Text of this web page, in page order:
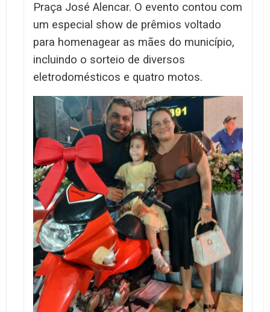
Praça José Alencar. O evento contou com
um especial show de prêmios voltado
para homenagear as mães do município,
incluindo o sorteio de diversos
eletrodomésticos e quatro motos.